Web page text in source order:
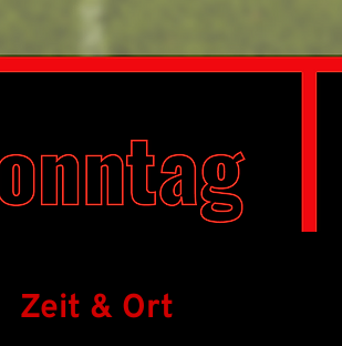
Zeit & Ort